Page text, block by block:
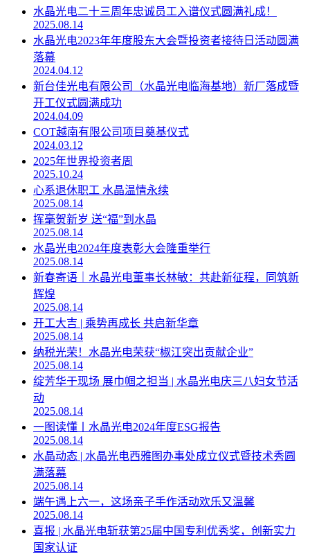
水晶光电二十三周年忠诚员工入谱仪式圆满礼成！
2025.08.14
水晶光电2023年年度股东大会暨投资者接待日活动圆满
落幕
2024.04.12
新台佳光电有限公司（水晶光电临海基地）新厂落成暨
开工仪式圆满成功
2024.04.09
COT越南有限公司项目奠基仪式
2024.03.12
2025年世界投资者周
2025.10.24
心系退休职工 水晶温情永续
2025.08.14
挥毫贺新岁 送“福”到水晶
2025.08.14
水晶光电2024年度表彰大会隆重举行
2025.08.14
新春寄语｜水晶光电董事长林敏：共赴新征程，同筑新
辉煌
2025.08.14
开工大吉 | 乘势再成长 共启新华章
2025.08.14
纳税光荣！水晶光电荣获“椒江突出贡献企业”
2025.08.14
绽芳华于现场 展巾帼之担当 | 水晶光电庆三八妇女节活
动
2025.08.14
一图读懂丨水晶光电2024年度ESG报告
2025.08.14
水晶动态 | 水晶光电西雅图办事处成立仪式暨技术秀圆
满落幕
2025.08.14
端午遇上六一，这场亲子手作活动欢乐又温馨
2025.08.14
喜报 | 水晶光电斩获第25届中国专利优秀奖，创新实力
国家认证